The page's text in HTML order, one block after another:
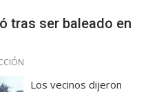
tras ser baleado en
Los vecinos dijeron